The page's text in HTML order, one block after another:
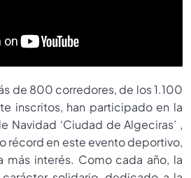
de 800 corredores, de los 1.100
inscritos, han participado en la
Navidad ‘Ciudad de Algeciras’ ,
récord en este evento deportivo,
más interés. Como cada año, la